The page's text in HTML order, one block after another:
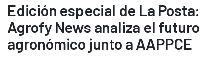
Edición especial de La Posta:
Agrofy News analiza el futuro
agronómico junto a AAPPCE